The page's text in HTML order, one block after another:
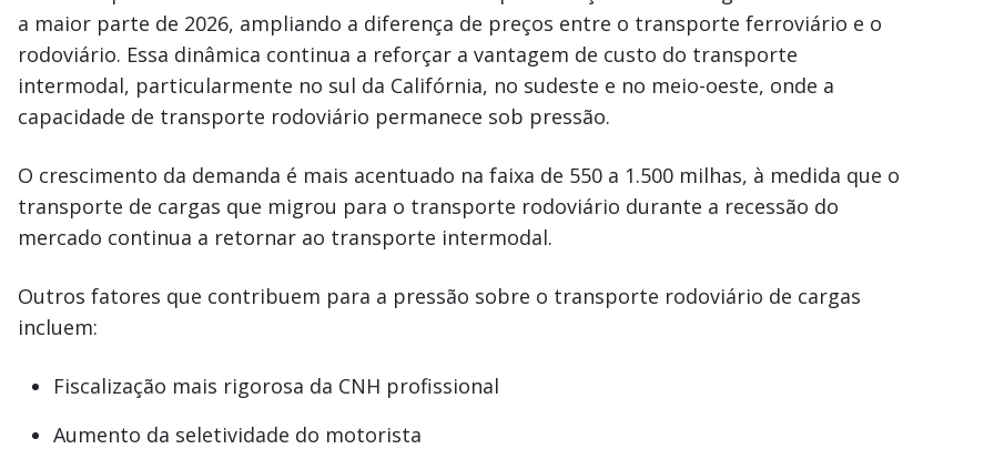
a maior parte de 2026, ampliando a diferença de preços entre o transporte ferroviário e o
rodoviário. Essa dinâmica continua a reforçar a vantagem de custo do transporte
intermodal, particularmente no sul da Califórnia, no sudeste e no meio-oeste, onde a
capacidade de transporte rodoviário permanece sob pressão.
O crescimento da demanda é mais acentuado na faixa de 550 a 1.500 milhas, à medida que o
transporte de cargas que migrou para o transporte rodoviário durante a recessão do
mercado continua a retornar ao transporte intermodal.
Outros fatores que contribuem para a pressão sobre o transporte rodoviário de cargas
incluem:
Fiscalização mais rigorosa da CNH profissional
Aumento da seletividade do motorista